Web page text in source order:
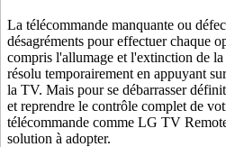
La télécommande manquante ou
désagréments pour effectuer chaque
compris l'allumage et l'extinction de
résolu temporairement en appuyant
la TV. Mais pour se débarrasser
et reprendre le contrôle complet de
télécommande comme LG TV
solution à adopter.